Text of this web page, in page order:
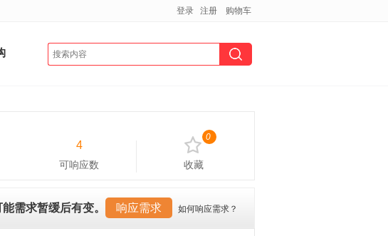
登录 注册 购物车
4
可响应数
0
收藏
响应需求 如何响应需求？
需求暂缓后有变。